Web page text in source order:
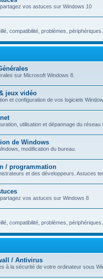
vos astuces sur Windows 10
compatibilité, problèmes, périphériques.
sur Microsoft Windows 8.
jeux vidéo
et configuration de vos logiciels
utilisation et dépannage du réseau
de Windows
modification du bureau.
/ programmation
et des développeurs. Astuces
vos astuces sur Windows 8
compatibilité, problèmes, périphériques.
/ Antivirus
à la sécurité de votre ordinateur sous